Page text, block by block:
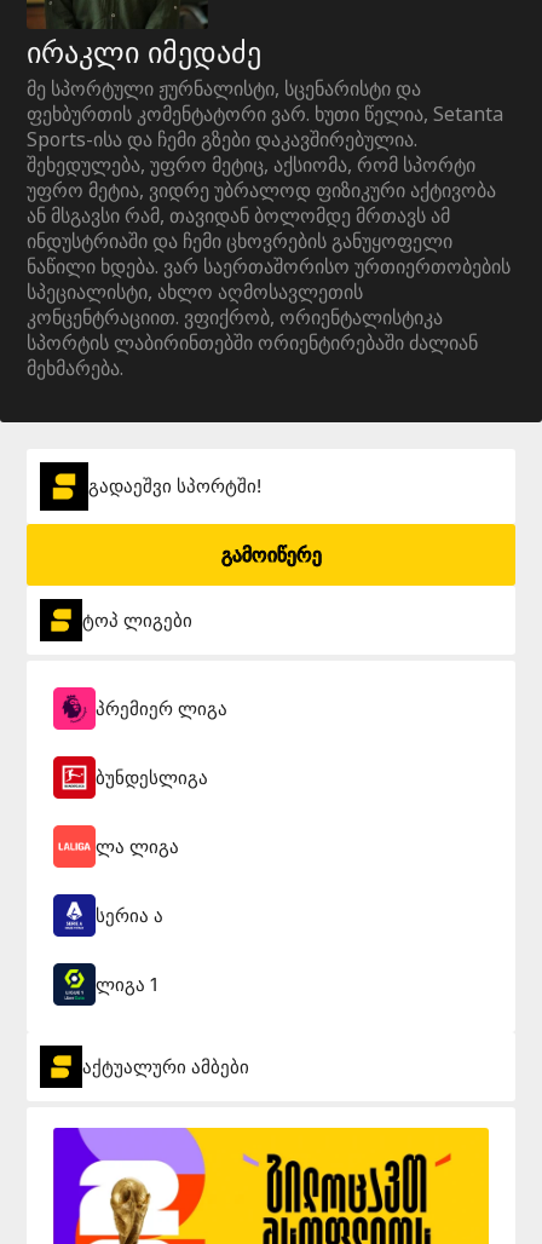
ირაკლი იმედაძე
მე სპორტული ჟურნალისტი, სცენარისტი და
ფეხბურთის კომენტატორი ვარ. ხუთი წელია, Setanta
Sports-ისა და ჩემი გზები დაკავშირებულია.
შეხედულება, უფრო მეტიც, აქსიომა, რომ სპორტი
უფრო მეტია, ვიდრე უბრალოდ ფიზიკური აქტივობა
ან მსგავსი რამ, თავიდან ბოლომდე მრთავს ამ
ინდუსტრიაში და ჩემი ცხოვრების განუყოფელი
ნაწილი ხდება. ვარ საერთაშორისო ურთიერთობების
სპეციალისტი, ახლო აღმოსავლეთის
კონცენტრაციით. ვფიქრობ, ორიენტალისტიკა
სპორტის ლაბირინთებში ორიენტირებაში ძალიან
მეხმარება.
გადაეშვი სპორტში!
გამოიწერე
ტოპ ლიგები
პრემიერ ლიგა
ბუნდესლიგა
ლა ლიგა
სერია ა
ლიგა 1
აქტუალური ამბები